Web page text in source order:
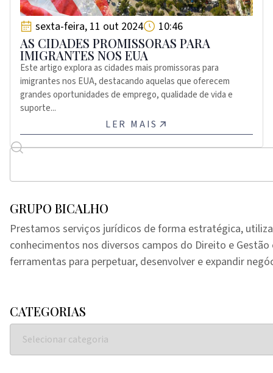
sexta-feira, 11 out 2024 10:46
AS CIDADES PROMISSORAS PARA
IMIGRANTES NOS EUA
Este artigo explora as cidades mais promissoras para
imigrantes nos EUA, destacando aquelas que oferecem
grandes oportunidades de emprego, qualidade de vida e
suporte...
LER MAIS
GRUPO BICALHO
Prestamos serviços jurídicos de forma estratégica,
conhecimentos nos diversos campos do Direito e
ferramentas para perpetuar, desenvolver e expandir
CATEGORIAS